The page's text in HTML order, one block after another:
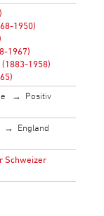
1950)
1967)
1958)
Positiv
England
Schweizer